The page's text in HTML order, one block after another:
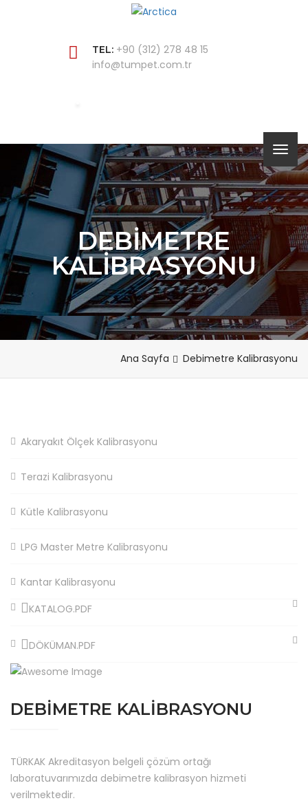
TEL: +90 (312) 278 48 15
info@tumpet.com.tr
DEBIMETRE
KALIBRASYONU
Ana Sayfa Debimetre Kalibrasyonu
Akaryakıt Ölçek Kalibrasyonu
Terazi Kalibrasyonu
Kütle Kalibrasyonu
LPG Master Metre Kalibrasyonu
Kantar Kalibrasyonu
KATALOG.PDF
DÖKÜMAN.PDF
DEBIMETRE KALIBRASYONU
TÜRKAK Akreditasyon belgeli çözüm ortağı
laboratuvarımızda debimetre kalibrasyon hizmeti
verilmektedir.